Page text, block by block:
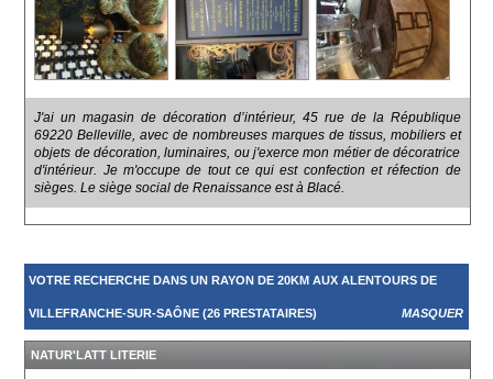
J'ai un magasin de décoration d’intérieur, 45 rue de la République
69220 Belleville, avec de nombreuses marques de tissus, mobiliers et
objets de décoration, luminaires, ou j'exerce mon métier de décoratrice
d'intérieur. Je m'occupe de tout ce qui est confection et réfection de
sièges. Le siège social de Renaissance est à Blacé.
VOTRE RECHERCHE DANS UN RAYON DE 20KM AUX ALENTOURS DE
VILLEFRANCHE-SUR-SAÔNE (26 PRESTATAIRES) MASQUER
NATUR'LATT LITERIE